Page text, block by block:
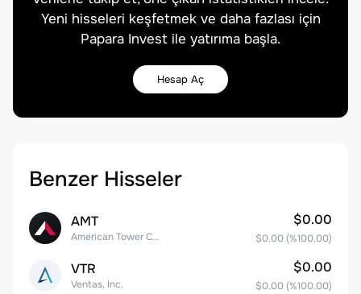
Yeni hisseleri keşfetmek ve daha fazlası için
Papara Invest ile yatırıma başla.
Hesap Aç
Benzer Hisseler
AMT
American Tower Corporation
$0.00
$0.00 (%100.00)
VTR
Ventas, Inc.
$0.00
$0.00 (%100.00)